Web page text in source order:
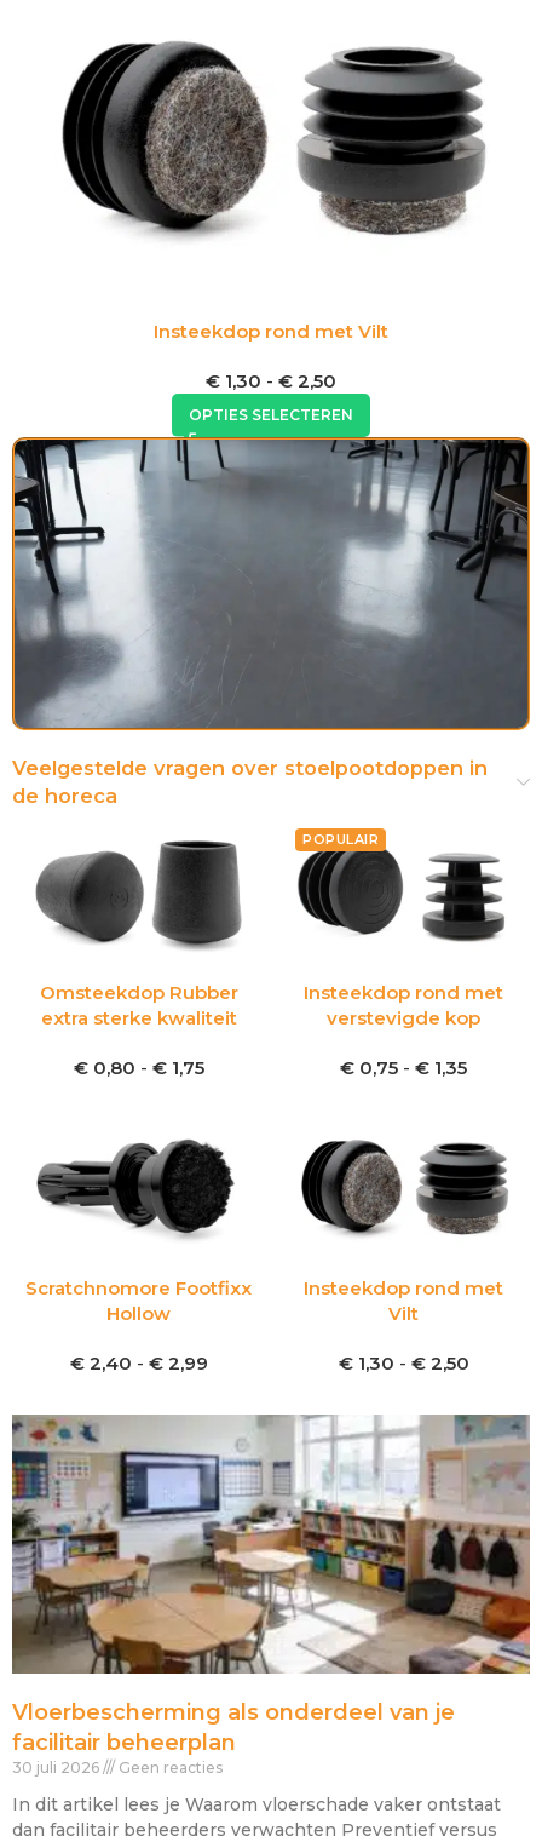
Insteekdop rond met Vilt
€ 1,30 - € 2,50
OPTIES SELECTEREN
Veelgestelde vragen over stoelpootdoppen in
de horeca
Omsteekdop Rubber
extra sterke kwaliteit
€0,80 - €1,75
POPULAIR
Insteekdop rond met
verstevigde kop
€ 0,75 - € 1,35
Scratchnomore Footfixx
Hollow
€2,40 - €2,99
Insteekdop rond met
Vilt
€1,30 - €2,50
Vloerbescherming als onderdeel van je
facilitair beheerplan
30 juli 2026 Geen reacties
In dit artikel lees je Waarom vloerschade vaker ontstaat
dan facilitair beheerders verwachten Preventief versus